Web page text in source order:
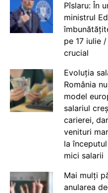
Pîslaru: În
ministrul
pe 17 iulie
crucial
Evoluția
România
model
salariul
carierei,
venituri
la
mici salarii
Mai mulți
anularea